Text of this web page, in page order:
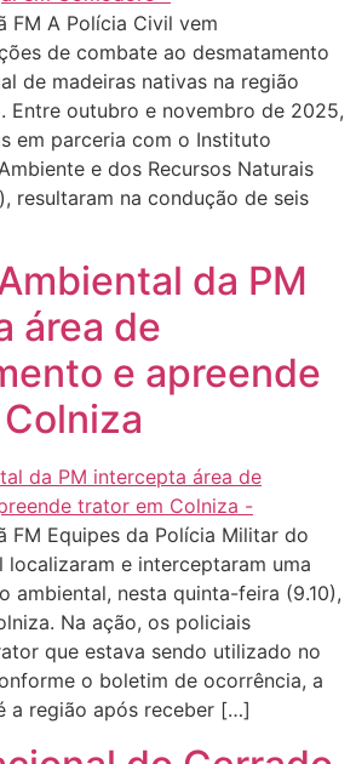
FM A Polícia Civil vem
de combate ao desmatamento
de madeiras nativas na região
Entre outubro e novembro de 2025,
em parceria com o Instituto
e dos Recursos Naturais
resultaram na condução de seis
da PM
área de
e apreende
FM Equipes da Polícia Militar do
localizaram e interceptaram uma
ambiental, nesta quinta-feira (9.10),
Na ação, os policiais
que estava sendo utilizado no
o boletim de ocorrência, a
a região após receber […]